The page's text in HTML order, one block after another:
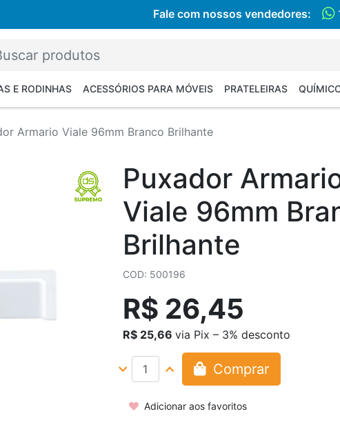
Fale com nossos vendedores:
E RODINHAS ACESSÓRIOS PARA MÓVEIS PRATELEIRAS
Armario Viale 96mm Branco Brilhante
Puxador
Viale 96mm
Brilhante
COD: 500196
R$ 26,45
R$ 25,66 via Pix – 3% desconto
Comprar
Adicionar aos favoritos